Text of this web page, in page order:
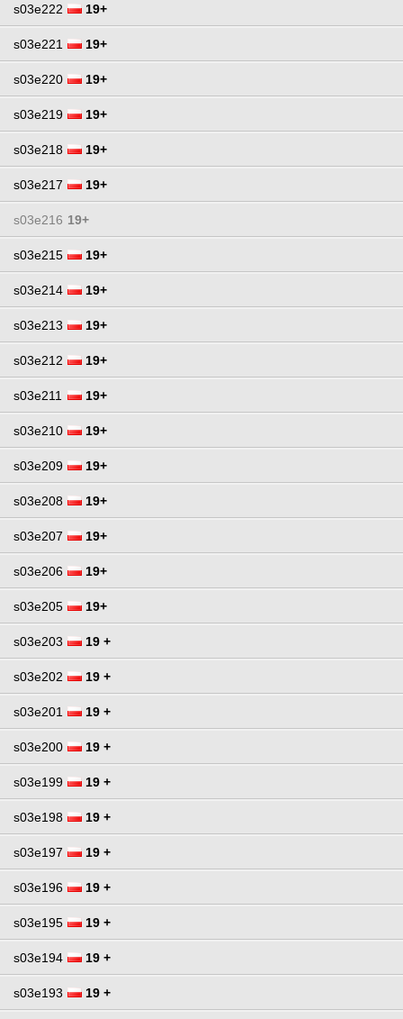
s03e222 19+
s03e221 19+
s03e220 19+
s03e219 19+
s03e218 19+
s03e217 19+
s03e216 19+
s03e215 19+
s03e214 19+
s03e213 19+
s03e212 19+
s03e211 19+
s03e210 19+
s03e209 19+
s03e208 19+
s03e207 19+
s03e206 19+
s03e205 19+
s03e203 19 +
s03e202 19 +
s03e201 19 +
s03e200 19 +
s03e199 19 +
s03e198 19 +
s03e197 19 +
s03e196 19 +
s03e195 19 +
s03e194 19 +
s03e193 19 +